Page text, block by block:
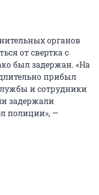
органов
от свертка с
был задержан. «На
прибыл
и сотрудники
задержали
полиции», —